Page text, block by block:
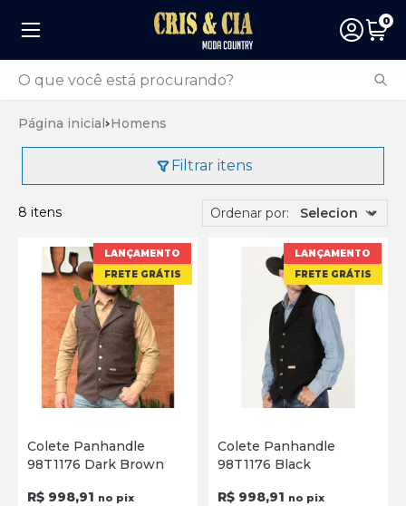
0
Página inicial Homens
Filtrar itens
8 itens Ordenar por:
SELECIONE
LANÇAMENTO
FRETE GRÁTIS
Colete Panhandle
98T1176 Dark Brown
R$ 998,91 no pix
SELECIONE
LANÇAMENTO
FRETE GRÁTIS
Colete Panhandle
98T1176 Black
R$ 998,91 no pix